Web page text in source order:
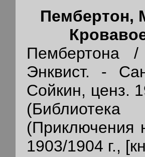
Пембертон,
Пембертона
Энквист. -
Сойкин, ценз.
1903/1904 г.,